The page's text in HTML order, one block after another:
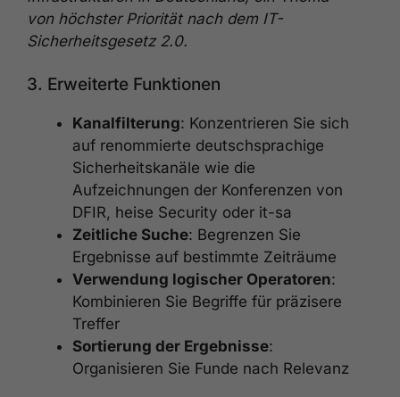
von höchster Priorität nach dem IT-
Sicherheitsgesetz 2.0.
3. Erweiterte Funktionen
Kanalfilterung: Konzentrieren Sie sich
auf renommierte deutschsprachige
Sicherheitskanäle wie die
Aufzeichnungen der Konferenzen von
DFIR, heise Security oder it-sa
Zeitliche Suche: Begrenzen Sie
Ergebnisse auf bestimmte Zeiträume
Verwendung logischer Operatoren:
Kombinieren Sie Begriffe für präzisere
Treffer
Sortierung der Ergebnisse:
Organisieren Sie Funde nach Relevanz